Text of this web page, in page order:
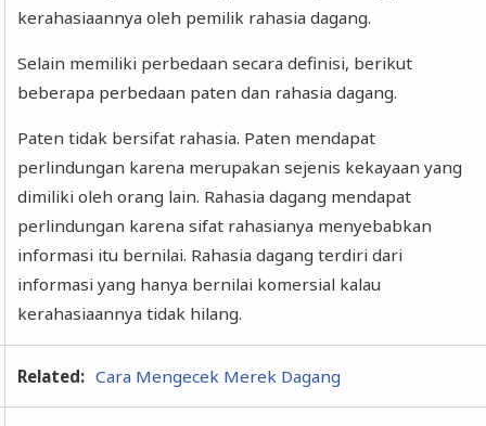
kerahasiaannya oleh pemilik rahasia dagang.
Selain memiliki perbedaan secara definisi, berikut
beberapa perbedaan paten dan rahasia dagang.
Paten tidak bersifat rahasia. Paten mendapat
perlindungan karena merupakan sejenis kekayaan yang
dimiliki oleh orang lain. Rahasia dagang mendapat
perlindungan karena sifat rahasianya menyebabkan
informasi itu bernilai. Rahasia dagang terdiri dari
informasi yang hanya bernilai komersial kalau
kerahasiaannya tidak hilang.
Related: Cara Mengecek Merek Dagang